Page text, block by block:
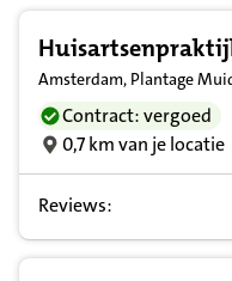
Amsterdam, Plantage
Contract: vergoed
0,7 km van je locatie
Reviews: